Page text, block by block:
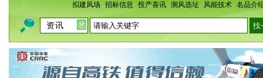
拟建风场
招标信息 投产喜讯 测风选址 风能技术 名品介